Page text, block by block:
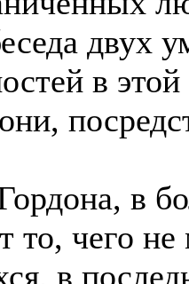
двух
в
в
чего не
в